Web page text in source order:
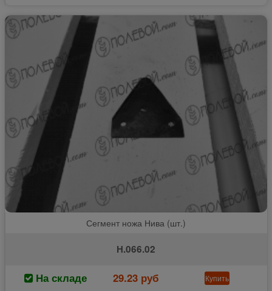
Сегмент ножа Нива (шт.)
Н.066.02
На складе 29.23 руб Купить